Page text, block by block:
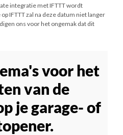
integratie met IFTTT wordt
IFTTT zal na deze datum niet langer
ons voor het ongemak dat dit
voor het
van de
je garage- of